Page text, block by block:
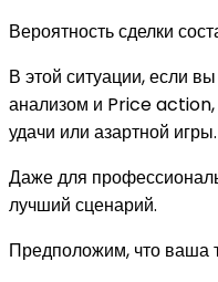
Вероятность сделки
В этой ситуации, если
анализом и Price action,
удачи или азартной игры.
Даже для
лучший сценарий.
Предположим, что ваша